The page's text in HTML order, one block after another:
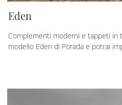
Eden
Complementi moderni e tappeti in
modello Eden di Porada e potrai